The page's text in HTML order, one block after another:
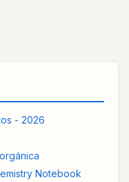
- 2026
Notebook